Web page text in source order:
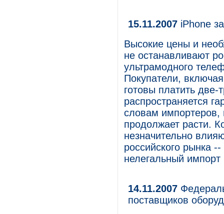
15.11.2007 iPhone
Высокие цены и
не останавливают
ультрамодного
Покупатели,
готовы платить две-
распространяется
словам импортеров,
продолжает расти.
незначительно
российского рынка
нелегальный
14.11.2007
поставщиков